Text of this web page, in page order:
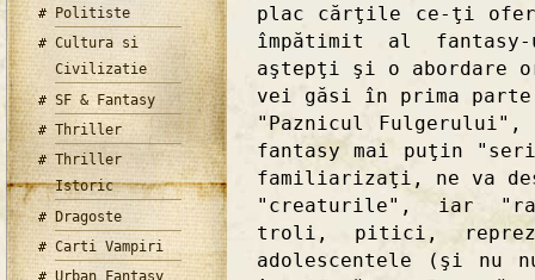
Politiste
Cultura si
Civilizatie
SF & Fantasy
Thriller
Thriller
Istoric
Dragoste
Carti Vampiri
plac cărţile ce-ţi
împătimit al
aştepţi şi o abordare
vei găsi în prima
"Paznicul
fantasy mai puţin
familiarizaţi, ne va
"creaturile", iar
troli, pitici,
adolescentele (şi nu